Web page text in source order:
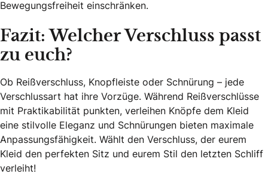
Bewegungsfreiheit einschränken.
Fazit: Welcher Verschluss passt
zu euch?
Ob Reißverschluss, Knopfleiste oder Schnürung – jede
Verschlussart hat ihre Vorzüge. Während Reißverschlüsse
mit Praktikabilität punkten, verleihen Knöpfe dem Kleid
eine stilvolle Eleganz und Schnürungen bieten maximale
Anpassungsfähigkeit. Wählt den Verschluss, der eurem
Kleid den perfekten Sitz und eurem Stil den letzten Schliff
verleiht!